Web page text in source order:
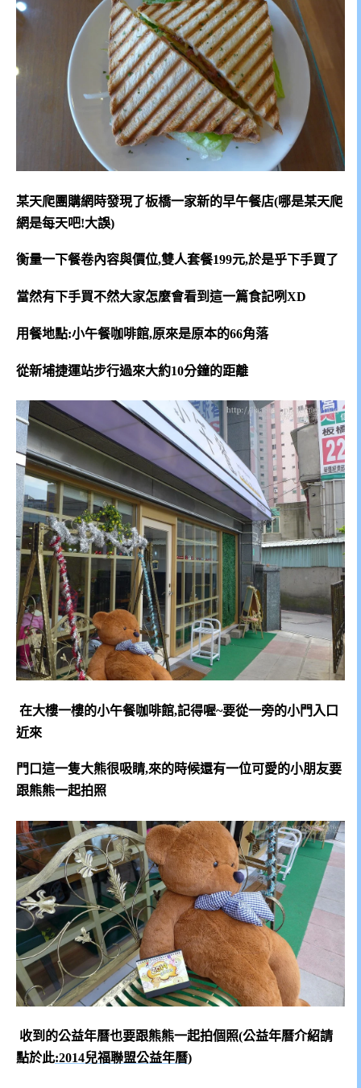
某天爬團購網時發現了板橋一家新的早午餐店(哪是某天爬
網是每天吧!大誤)
衡量一下餐卷內容與價位,雙人套餐199元,於是乎下手買了
當然有下手買不然大家怎麼會看到這一篇食記咧XD
用餐地點:小午餐咖啡館,原來是原本的66角落
從新埔捷運站步行過來大約10分鐘的距離
在大樓一樓的小午餐咖啡館,記得喔~要從一旁的小門入口
近來
門口這一隻大熊很吸睛,來的時候還有一位可愛的小朋友要
跟熊熊一起拍照
收到的公益年曆也要跟熊熊一起拍個照(公益年曆介紹請
點於此:2014兒福聯盟公益年曆)